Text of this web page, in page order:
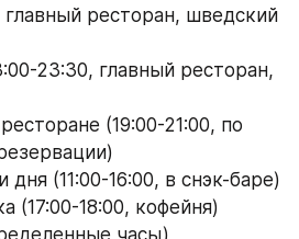
главный ресторан, шведский
23:30, главный ресторан,
(19:00-21:00, по
дня (11:00-16:00, в снэк-баре)
(17:00-18:00, кофейня)
часы)